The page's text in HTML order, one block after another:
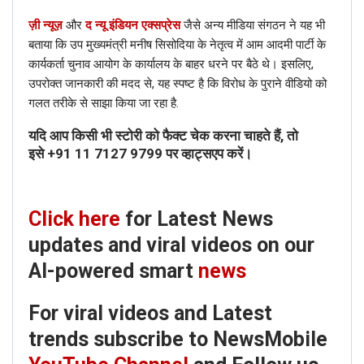
यदि आप किसी भी स्टोरी को फैक्ट चेक करना चाहते हैं, तो इसे
+91 88268 00707 पर व्हाट्सएप करें।
ज़ी न्यूज़औरद न्यू इंडियन एक्सप्रेसजैसे अन्य मीडिया संगठन ने यह भी
बताया कि उप मुख्यमंत्री मनीष सिसोदिया के नेतृत्व में आम आदमी पार्टी के
कार्यकर्ता चुनाव आयोग के कार्यालय के बाहर धरने पर बैठे थे। इसलिए,
उपरोक्त जानकारी की मदद से, यह स्पष्ट है कि विरोध के पुराने वीडियो को
गलत तरीके से साझा किया जा रहा है.
यदि आप किसी भी स्टोरी को फैक्ट चेक करना चाहते हैं, तो
इसे+91 11 7127 9799पर व्हाट्सएप करें।
Click here for Latest News
updates and viral videos on our
AI-powered smart news
For viral videos and Latest
trends subscribe to NewsMobile